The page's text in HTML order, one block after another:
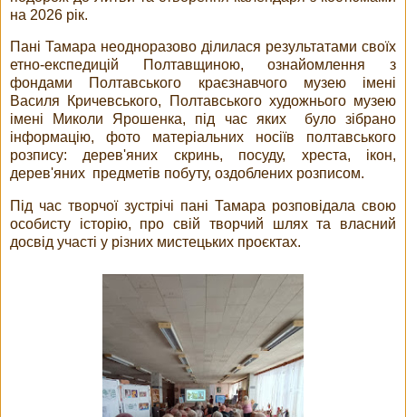
на 2026 рік.
Пані Тамара неодноразово ділилася результатами своїх
етно-експедицій Полтавщиною, ознайомлення з
фондами Полтавського краєзнавчого музею імені
Василя Кричевського, Полтавського художнього музею
імені Миколи Ярошенка, під час яких було зібрано
інформацію, фото матеріальних носіїв полтавського
розпису: дерев'яних скринь, посуду, хреста, ікон,
дерев'яних предметів побуту, оздоблених розписом.
Під час творчої зустрічі пані Тамара розповідала свою
особисту історію, про свій творчий шлях та власний
досвід участі у різних мистецьких проєктах.